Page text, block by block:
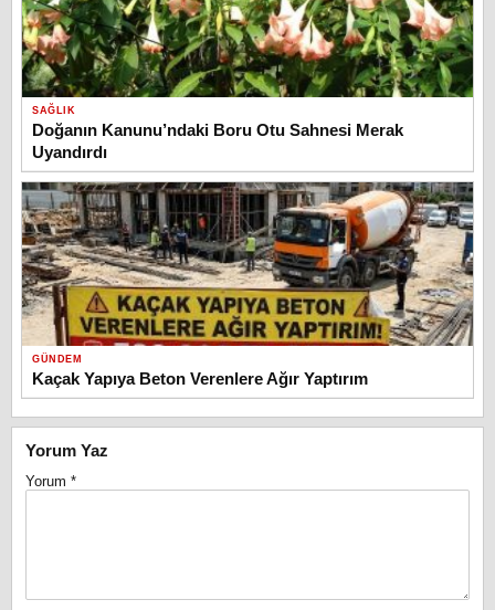
SAĞLIK
Doğanın Kanunu’ndaki Boru Otu Sahnesi Merak
Uyandırdı
GÜNDEM
Kaçak Yapıya Beton Verenlere Ağır Yaptırım
Yorum Yaz
Yorum *